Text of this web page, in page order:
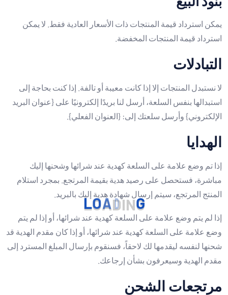
LOADING
يمكن استرداد قيمة المنتجات ذات الأسعار العادية فقط. لا يمكن
استرداد قيمة المنتجات المخفضة.
التبادلات
لا نستبدل المنتجات إلا إذا كانت معيبة أو تالفة. إذا كنت بحاجة إلى
استبدالها بنفس السلعة، أرسل لنا بريدًا إلكترونيًا على {عنوان البريد
الإلكتروني} وأرسل سلعتك إلى: {العنوان الفعلي}.
الهدايا
إذا تم وضع علامة على السلعة كهدية عند شرائها وشحنها إليك
مباشرة، فستحصل على رصيد هدية بقيمة المرتجع. بمجرد استلام
المنتج المرتجع، سيتم إرسال شهادة هدية إليك بالبريد.
إذا لم يتم وضع علامة على السلعة كهدية عند شرائها، أو إذا لم يتم
وضع علامة على السلعة كهدية عند شرائها، أو إذا كان مقدم الهدية قد
شحنها لنفسه ليقدمها لك لاحقاً، فسنقوم بإرسال المبلغ المسترد إلى
مقدم الهدية وسيعرفون بشأن إرجاعك.
مرتجعات الشحن